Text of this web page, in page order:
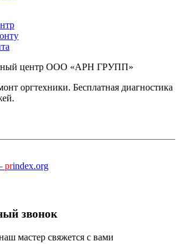
центр ООО «АРН ГРУПП»
оргтехники. Бесплатная диагностика
prindex.org
звонок
мастер свяжется с вами